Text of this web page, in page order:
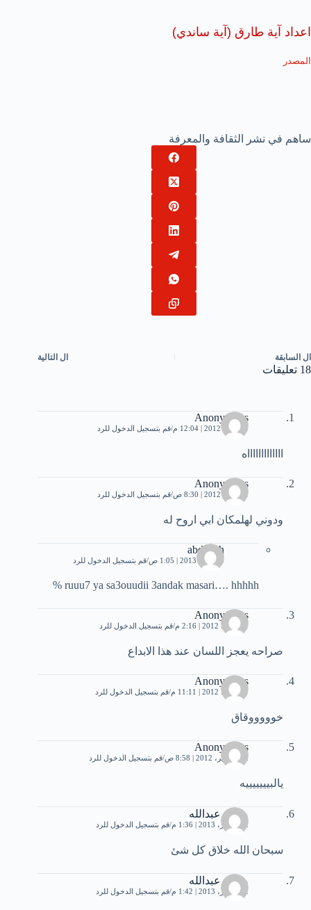
اعداد آية طارق (آية ساندي)
المصدر
ساهم في نشر الثقافة والمعرفة
ال السابقة ال التالية
18 تعليقات
Anonymous
30 مايو، 2012 | 12:04 م قم بتسجيل الدخول للرد
اااااااااااااه
Anonymous
31 مايو، 2012 | 8:30 ص قم بتسجيل الدخول للرد
ودوني لهلمكان ابي اروح له
abdellah
15 مايو، 2013 | 1:05 ص قم بتسجيل الدخول للرد
ruuu7 ya sa3ouudii 3andak masari…. hhhhh %
Anonymous
11 يونيو، 2012 | 2:16 م قم بتسجيل الدخول للرد
صراحه يعجز اللسان عند هذا الابداع
Anonymous
11 يوليو، 2012 | 11:11 م قم بتسجيل الدخول للرد
خوووووقاق
Anonymous
12 سبتمبر، 2012 | 8:58 ص قم بتسجيل الدخول للرد
يالبيييييييه
محمد عبدالله
22 فبراير، 2013 | 1:36 م قم بتسجيل الدخول للرد
سبحان الله خلاق كل شئ
محمد عبدالله
22 فبراير، 2013 | 1:42 م قم بتسجيل الدخول للرد